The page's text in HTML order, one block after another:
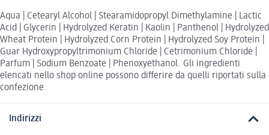
Aqua | Cetearyl Alcohol | Stearamidopropyl Dimethylamine | Lactic
Acid | Glycerin | Hydrolyzed Keratin | Kaolin | Panthenol | Hydrolyzed
Wheat Protein | Hydrolyzed Corn Protein | Hydrolyzed Soy Protein |
Guar Hydroxypropyltrimonium Chloride | Cetrimonium Chloride |
Parfum | Sodium Benzoate | Phenoxyethanol. Gli ingredienti
elencati nello shop online possono differire da quelli riportati sulla
confezione.
Indirizzi